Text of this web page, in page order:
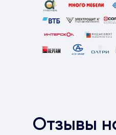
Отзывы